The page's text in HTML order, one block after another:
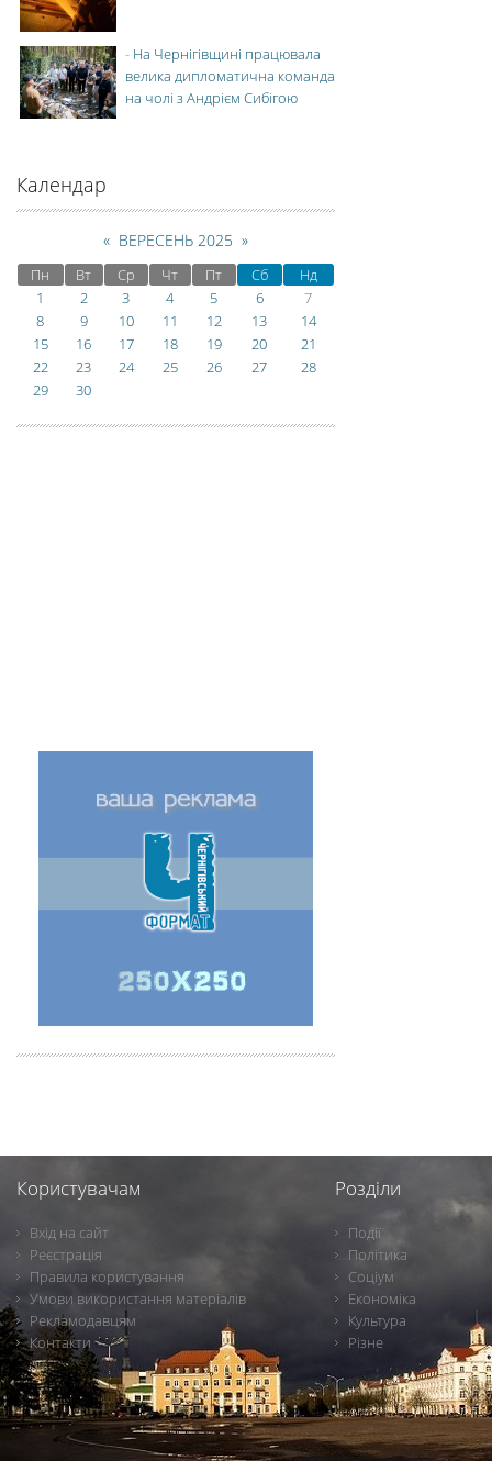
- На Чернігівщині працювала
велика дипломатична команда
на чолі з Андрієм Сибігою
Календар
« ВЕРЕСЕНЬ 2025 »
Пн Вт Ср Чт Пт Сб
Нд
1
2 3 4 5 6
7
8
9 10 11 12 13
14
15
16 17 18 19 20
21
22
23 24 25 26 27
28
29
30
Користувачам
Вхід на сайт
Реєстрація
Правила користування
Умови використання матеріалів
Рекламодавцям
Контакти
Розділи
Події
Політика
Соціум
Економіка
Культура
Різне